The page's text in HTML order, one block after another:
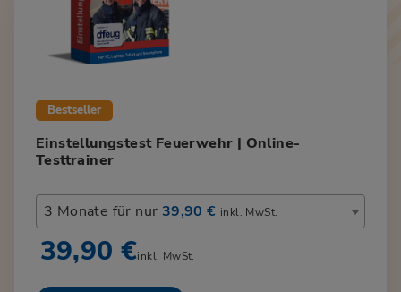
Bestseller
Einstellungstest Feuerwehr | Online-
Testtrainer
3 Monate für nur 39,90 € inkl. MwSt.
39,90 €inkl. MwSt.